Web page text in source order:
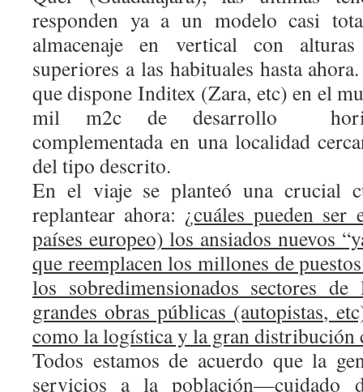
responden ya a un modelo casi
almacenaje en vertical con alturas
superiores a las habituales hasta
que dispone Inditex (Zara, etc) en el
mil m2c de desarrollo
complementada en una localidad
del tipo descrito.
En el viaje se planteó una crucial
replantear ahora: ¿cuáles pueden
países europeo) los ansiados nuevos
que reemplacen los millones de
los sobredimensionados sectores
grandes obras públicas (autopistas,
como la logística y la gran distribución
Todos estamos de acuerdo que la
servicios a la población—cuidado